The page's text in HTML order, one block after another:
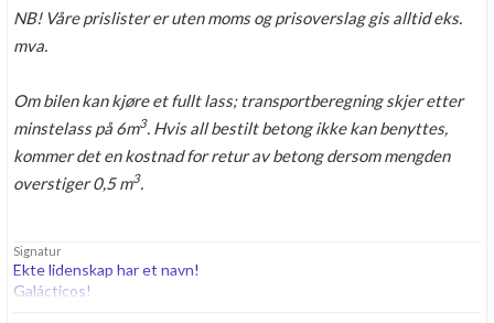
NB! Våre prislister er uten moms og prisoverslag gis alltid eks.
mva.
Om bilen kan kjøre et fullt lass; transportberegning skjer etter
minstelass på 6m3. Hvis all bestilt betong ikke kan benyttes,
kommer det en kostnad for retur av betong dersom mengden
overstiger 0,5 m3.
Signatur
Ekte lidenskap har et navn!
Galácticos!